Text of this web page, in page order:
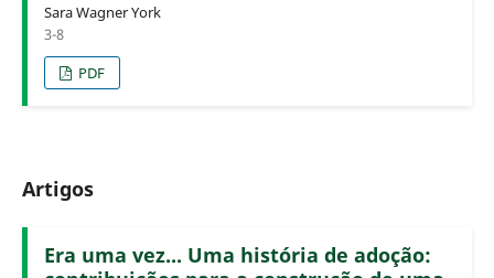
Sara Wagner York
3-8
PDF
Artigos
Era uma vez... Uma história de adoção: